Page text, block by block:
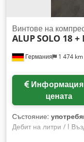
Германия 1 474 km
Винтове на
ALUPSOLO 18 +
Информация за
цената
Състояние:
Дебит на литри / l
Предлага се мощен